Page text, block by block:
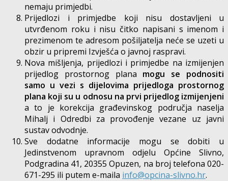
nemaju primjedbi.
Prijedlozi i primjedbe koji nisu dostavljeni u
utvrđenom roku i nisu čitko napisani s imenom i
prezimenom te adresom pošiljatelja neće se uzeti u
obzir u pripremi Izvješća o javnoj raspravi.
Nova mišljenja, prijedlozi i primjedbe na izmijenjen
prijedlog prostornog plana mogu se
podnositi
samo u vezi s dijelovima prijedloga prostornog
plana koji su u odnosu na prvi prijedlog izmijenjeni
a to je korekcija građevinskog područja naselja
Mihalj i Odredbi za provođenje vezane uz javni
sustav odvodnje.
Sve dodatne informacije mogu se dobiti u
Jedinstvenom upravnom odjelu Općine Slivno,
Podgradina 41, 20355 Opuzen, na broj telefona 020-
671-295 ili putem e-maila info@opcina-slivno.hr.